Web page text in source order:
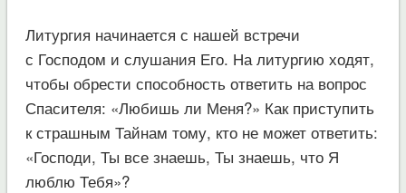
Литургия начинается с нашей встречи
с Господом и слушания Его. На литургию ходят,
чтобы обрести способность ответить на вопрос
Спасителя: «Любишь ли Меня?» Как приступить
к страшным Тайнам тому, кто не может ответить:
«Господи, Ты все знаешь, Ты знаешь, что Я
люблю Тебя»?